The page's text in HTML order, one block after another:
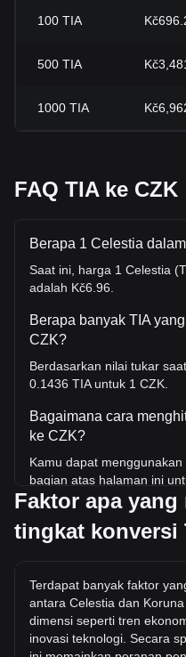
100 TIA
500 TIA
1000 TIA
FAQ TIA ke CZK
Berapa 1 Celestia
Saat ini, harga 1 Celestia
adalah Kč6.96.
Berapa banyak TIA
CZK?
Berdasarkan nilai tukar
0.1436 TIA untuk 1 CZK.
Bagaimana cara
ke CZK?
Kamu dapat
bagian atas halaman ini
CZK. Kami juga
konversi yang paling
dengan 0.7181 TIA,
Berapa harga TIA/CZK
Harga tertinggi sepanjang
Kč437.61. Masih harus
melampaui nilai tertinggi
Faktor apa yang
tingkat konversi
Terdapat banyak faktor
antara Celestia dan
dimensi seperti tren
inovasi teknologi. Secara